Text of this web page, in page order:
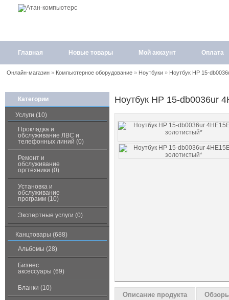
Главная Новые товары Мой аккаунт Оплата
Онлайн-магазин» Компьютерное оборудование» Ноутбуки» Ноутбук HP 15-
Категории
Услуги (10)
Прокладка и
обслуживание ЛВС и
телефонных линий (0)
Ремонт и
обслуживание
оргтехники (0)
Установка и
обслуживание
программ (10)
Экспертные услуги (0)
Канцтовары (688)
Альбомы (28)
Бизнес
аксессуары (69)
Бланки (10)
Ноутбук HP 15-db0036ur
Описание продукта